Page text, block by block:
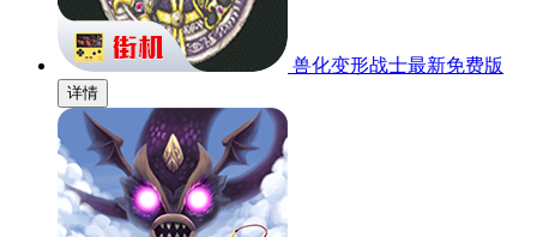
兽化变形战士最新免费版
详情